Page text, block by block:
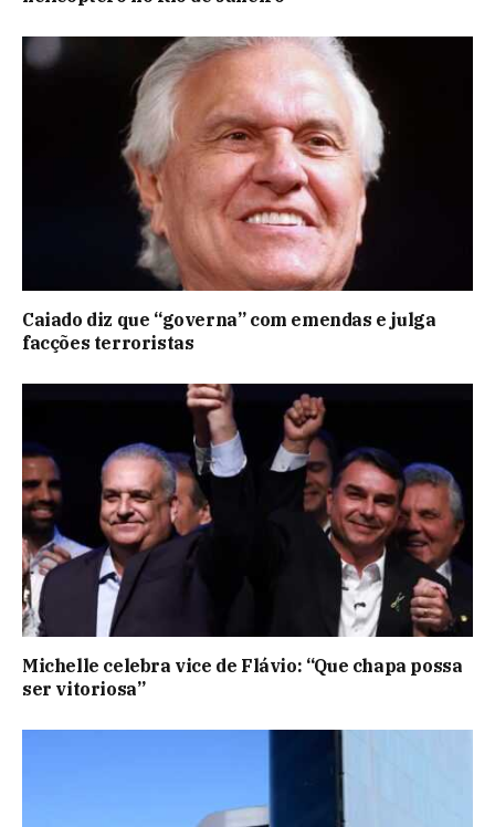
Caiado diz que “governa” com emendas e julga
facções terroristas
Michelle celebra vice de Flávio: “Que chapa possa
ser vitoriosa”